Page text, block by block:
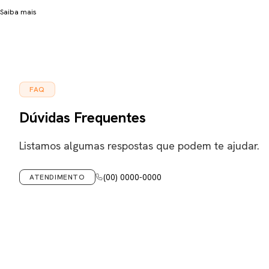
Saiba mais
FAQ
Dúvidas Frequentes
Listamos algumas respostas que podem te ajudar.
ATENDIMENTO (00) 0000-0000